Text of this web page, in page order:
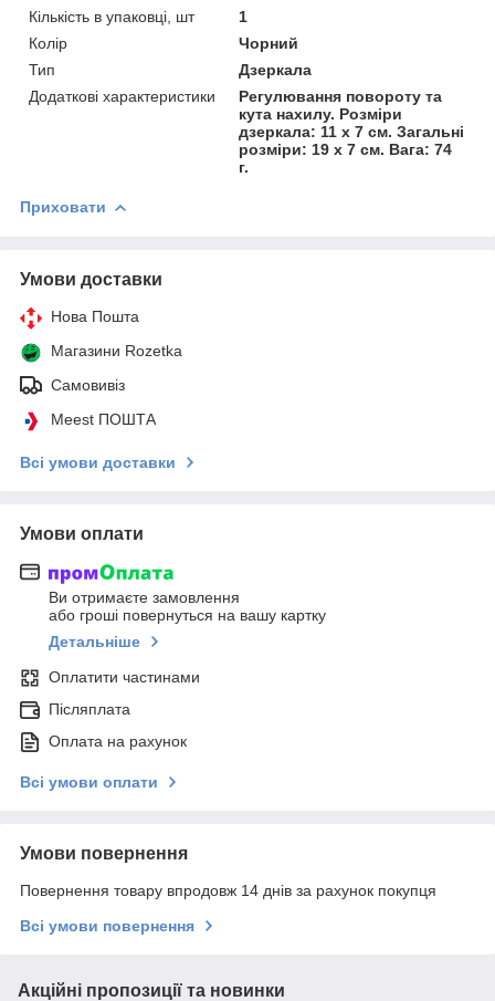
Кількість в упаковці, шт
1
Колір
Чорний
Тип
Дзеркала
Додаткові характеристики
Регулювання повороту та
кута нахилу. Розміри
дзеркала: 11 x 7 см. Загальні
розміри: 19 x 7 см. Вага: 74
г.
Приховати
Умови доставки
Нова Пошта
Магазини Rozetka
Самовивіз
Meest ПОШТА
Всі умови доставки
Умови оплати
Ви отримаєте замовлення
або гроші повернуться на вашу картку
Детальніше
Оплатити частинами
Післяплата
Оплата на рахунок
Всі умови оплати
Умови повернення
Повернення товару впродовж 14 днів за рахунок покупця
Всі умови повернення
Акційні пропозиції та новинки